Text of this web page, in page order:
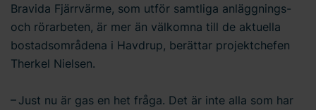
Bravida Fjärrvärme, som utför samtliga anläggnings-
och rörarbeten, är mer än välkomna till de aktuella
bostadsområdena i Havdrup, berättar projektchefen
Therkel Nielsen.
– Just nu är gas en het fråga. Det är inte alla som har